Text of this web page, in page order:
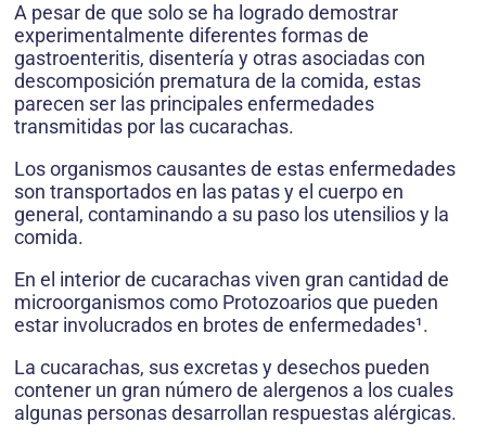
A pesar de que solo se ha logrado demostrar
experimentalmente diferentes formas de
gastroenteritis, disentería y otras asociadas con
descomposición prematura de la comida, estas
parecen ser las principales enfermedades
transmitidas por las cucarachas.
Los organismos causantes de estas enfermedades
son transportados en las patas y el cuerpo en
general, contaminando a su paso los utensilios y la
comida.
En el interior de cucarachas viven gran cantidad de
microorganismos como Protozoarios que pueden
estar involucrados en brotes de enfermedades¹.
La cucarachas, sus excretas y desechos pueden
contener un gran número de alergenos a los cuales
algunas personas desarrollan respuestas alérgicas.